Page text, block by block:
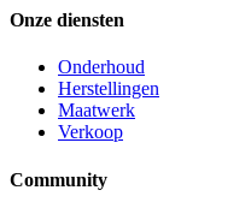
Onze diensten
Onderhoud
Herstellingen
Maatwerk
Verkoop
Community